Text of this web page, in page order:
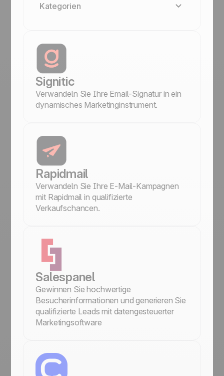
Positive Familie
Kategorien
Angebotsmanagement
Teammanagement & Zusammenarbeit
Outbound & Prospecting
Marketing & E-Mail
Finanzen & Abrechnung
Kommunikation
Signitic
Verwandeln Sie Ihre Email-Signatur in ein
dynamisches Marketinginstrument.
Rapidmail
Verwandeln Sie Ihre E-Mail-Kampagnen
mit Rapidmail in qualifizierte
Verkaufschancen.
Salespanel
Gewinnen Sie hochwertige
Besucherinformationen und generieren Sie
qualifizierte Leads mit datengesteuerter
Marketingsoftware